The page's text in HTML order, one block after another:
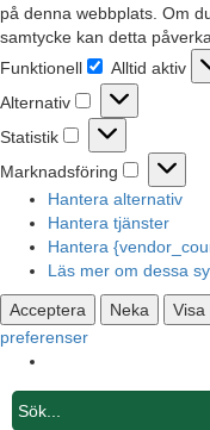
på denna webbplats. Om
samtycke kan detta
Funktionell
Funktionell
Alltid aktiv
Alternativ
Alternativ
Statistik
Statistik
Marknadsföring
Hantera alternativ
Hantera tjänster
Hantera
Läs mer om dessa
Acceptera Neka Visa
preferenser